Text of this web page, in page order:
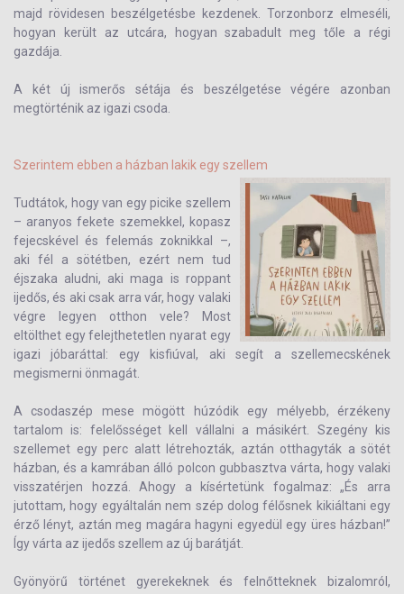
majd rövidesen beszélgetésbe kezdenek. Torzonborz elmeséli,
hogyan került az utcára, hogyan szabadult meg tőle a régi
gazdája.
A két új ismerős sétája és beszélgetése végére azonban
megtörténik az igazi csoda.
Szerintem ebben a házban lakik egy szellem
Tudtátok, hogy van egy picike szellem
– aranyos fekete szemekkel, kopasz
fejecskével és felemás zoknikkal –,
aki fél a sötétben, ezért nem tud
éjszaka aludni, aki maga is roppant
ijedős, és aki csak arra vár, hogy valaki
végre legyen otthon vele? Most
eltölthet egy felejthetetlen nyarat egy
igazi jóbaráttal: egy kisfiúval, aki segít a szellemecskének
megismerni önmagát.
A csodaszép mese mögött húzódik egy mélyebb, érzékeny
tartalom is: felelősséget kell vállalni a másikért. Szegény kis
szellemet egy perc alatt létrehozták, aztán otthagyták a sötét
házban, és a kamrában álló polcon gubbasztva várta, hogy valaki
visszatérjen hozzá. Ahogy a kísértetünk fogalmaz: „És arra
jutottam, hogy egyáltalán nem szép dolog félősnek kikiáltani egy
érző lényt, aztán meg magára hagyni egyedül egy üres házban!”
Így várta az ijedős szellem az új barátját.
Gyönyörű történet gyerekeknek és felnőtteknek bizalomról,